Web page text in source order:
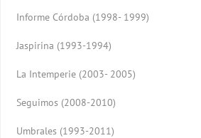
Informe Córdoba (1998- 1999)
Jaspirina (1993-1994)
La Intemperie (2003- 2005)
Seguimos (2008-2010)
Umbrales (1993-2011)